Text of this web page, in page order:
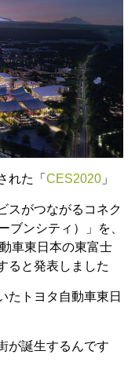
れた「 CES2020 」
スがつながるコネク
ブンシティ）」を、
車東日本の東富士
ると発表しました
た トヨタ自動車東日
が誕生するんです